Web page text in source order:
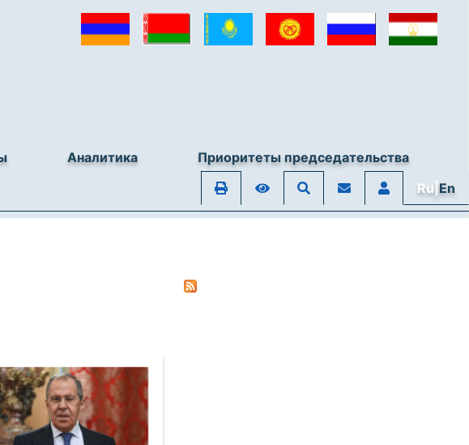
Аналитика
Приоритеты председательства
Ru|En